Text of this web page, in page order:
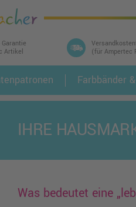
Artikel
(für Ampertec
ihr Druckermodell
Artikel finden ➤ 1.
Farbbänder
IHRE
Was bedeutet eine